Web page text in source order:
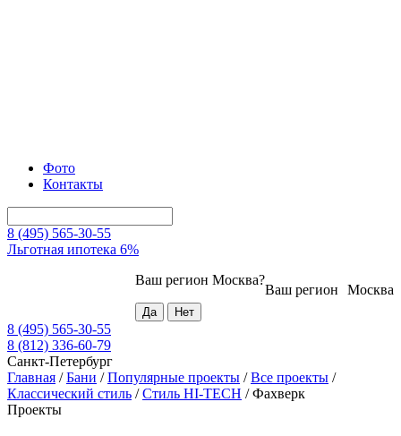
Фото
Контакты
8 (495) 565-30-55
Льготная ипотека 6%
Москва
Ваш регион
Ваш регион Москва?
8 (495) 565-30-55
8 (812) 336-60-79
Санкт-Петербург
Главная /Бани /Популярные проекты /Все проекты /
Классический стиль /Стиль HI-TECH /Фахверк
Проекты